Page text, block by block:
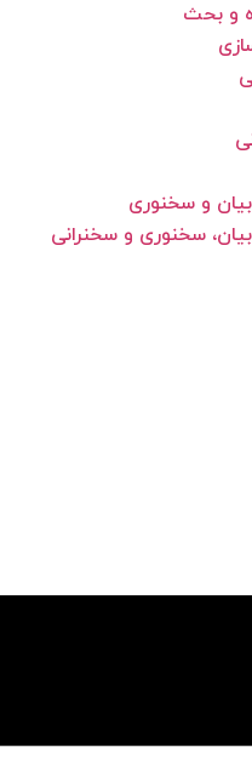
و بحث
و سخنوری
سخنوری و سخنرانی